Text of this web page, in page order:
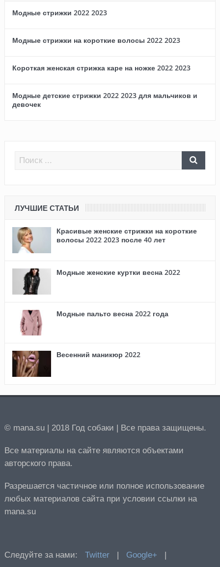
Модные стрижки 2022 2023
Модные стрижки на короткие волосы 2022 2023
Короткая женская стрижка каре на ножке 2022 2023
Модные детские стрижки 2022 2023 для мальчиков и
девочек
ЛУЧШИЕ СТАТЬИ
Красивые женские стрижки на короткие
волосы 2022 2023 после 40 лет
Модные женские куртки весна 2022
Модные пальто весна 2022 года
Весенний маникюр 2022
© mana.su | 2018 Год собаки | Все права защищены.
Все материалы на сайте являются объектами
авторского права.
Разрешается частичное или полное использование
любых материалов сайта при условии ссылки на
mana.su
Следуйте за нами: Twitter | Google+ |